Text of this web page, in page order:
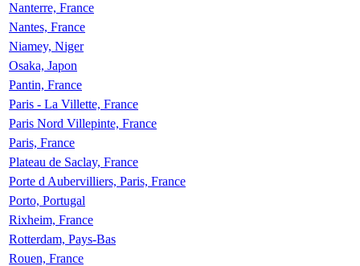
Nanterre, France
Nantes, France
Niamey, Niger
Osaka, Japon
Pantin, France
Paris - La Villette, France
Paris Nord Villepinte, France
Paris, France
Plateau de Saclay, France
Porte d Aubervilliers, Paris, France
Porto, Portugal
Rixheim, France
Rotterdam, Pays-Bas
Rouen, France